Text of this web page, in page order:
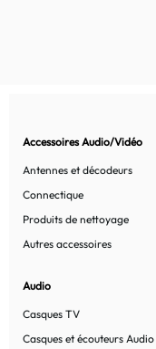
Accessoires Audio/Vidéo
Antennes et décodeurs
Connectique
Produits de nettoyage
Autres accessoires
Audio
Casques TV
Casques et écouteurs Audio